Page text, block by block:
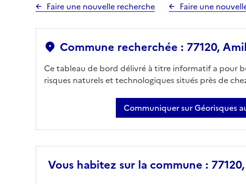
Faire une nouvelle recherche Faire une
Commune recherchée : 77120,
Ce tableau de bord délivré à titre informatif a pour
risques naturels et technologiques situés près de
Communiquer sur Géorisques
Vous habitez sur la commune :